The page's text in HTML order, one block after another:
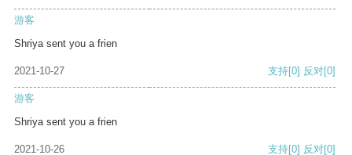
游客
Shriya sent you a frien
2021-10-27 支持[0] 反对[0]
游客
Shriya sent you a frien
2021-10-26 支持[0] 反对[0]